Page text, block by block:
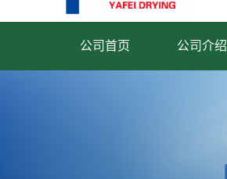
公司首页 公司介绍